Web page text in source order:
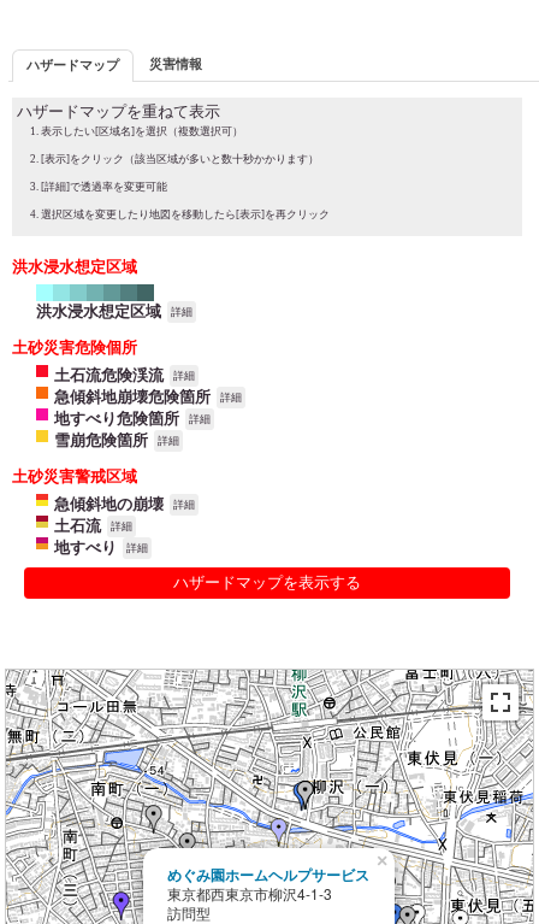
ハザードマップ 災害情報
ハザードマップを重ねて表示
表示したい[区域名]を選択（複数選択可）
[表示]をクリック（該当区域が多いと数十秒かかります）
[詳細]で透過率を変更可能
選択区域を変更したり地図を移動したら[表示]を再クリック
洪水浸水想定区域
洪水浸水想定区域 詳細
土砂災害危険個所
土石流危険渓流
詳細
急傾斜地崩壊危険箇所 詳細
地すべり危険箇所 詳細
雪崩危険箇所 詳細
土砂災害警戒区域
急傾斜地の崩壊
詳細
土石流 詳細
地すべり 詳細
ハザードマップを表示する
めぐみ園ホームヘルプサービス
東京都西東京市柳沢4-1-3
訪問型
×